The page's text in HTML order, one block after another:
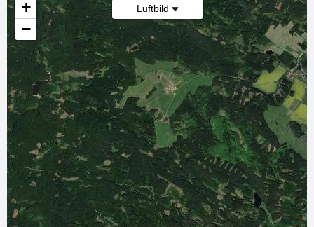
Luftbild
+
−